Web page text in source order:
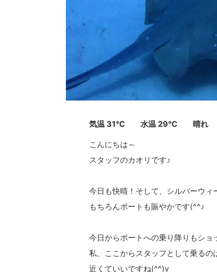
気温 31℃ 水温 29℃ 晴れ
こんにちは～
スタッフのカオリです♪
今日も快晴！そして、シルバーウィ
もちろんボートも賑やかです(^^♪
今日からボートへの乗り降りもショ
私、ここからスタッフとして乗るの
近くていいですね(^^)v